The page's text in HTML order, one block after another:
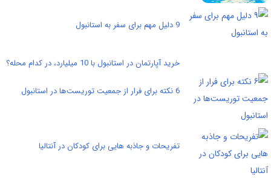
9 دلیل مهم برای سفر به استانبول
خرید آپارتمان در استانبول با 10 میلیارد، در کدام محله؟
6 نکته برای فرار از جمعیت توریست‌ها در استانبول
تفریحات و جاذبه هایی برای کودکان در آنتالیا